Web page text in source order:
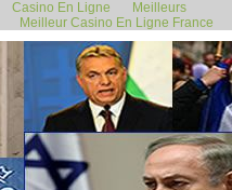
Casino En Ligne
Meilleurs
Meilleur Casino En Ligne France